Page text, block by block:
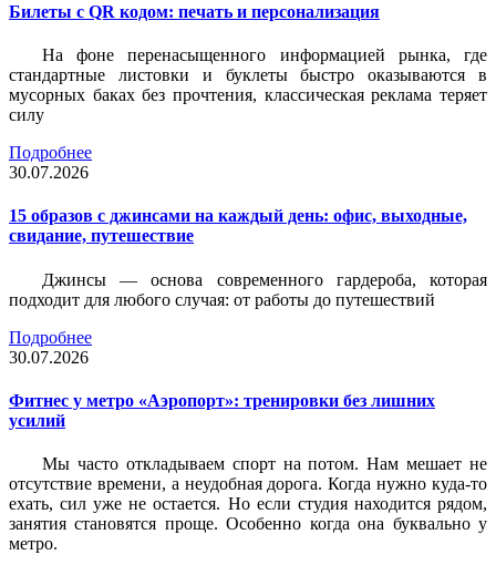
Билеты c QR кодом: печать и персонализация
На фоне перенасыщенного информацией рынка, где
стандартные листовки и буклеты быстро оказываются в
мусорных баках без прочтения, классическая реклама теряет
силу
Подробнее
30.07.2026
15 образов с джинсами на каждый день: офис, выходные,
свидание, путешествие
Джинсы — основа современного гардероба, которая
подходит для любого случая: от работы до путешествий
Подробнее
30.07.2026
Фитнес у метро «Аэропорт»: тренировки без лишних
усилий
Мы часто откладываем спорт на потом. Нам мешает не
отсутствие времени, а неудобная дорога. Когда нужно куда-то
ехать, сил уже не остается. Но если студия находится рядом,
занятия становятся проще. Особенно когда она буквально у
метро.